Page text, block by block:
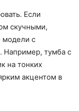
Если
скучными,
модели с
Например, тумба с
на тонких
акцентом в